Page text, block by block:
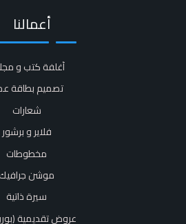
أعمالنا
أغلفة كتب و
تصميم بطاقة
شعارات
فلاير و برشور​
مخطوطات
موشن جرافيك​
سيرة ذاتية​
عروض تقديمية